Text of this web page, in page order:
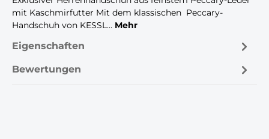
mit Kaschmirfutter Mit dem klassischen Peccary-
Handschuh von KESSL… Mehr
Eigenschaften
Bewertungen